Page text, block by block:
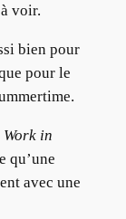
voir.
bien pour
pour le
Work in
qu’une
avec une